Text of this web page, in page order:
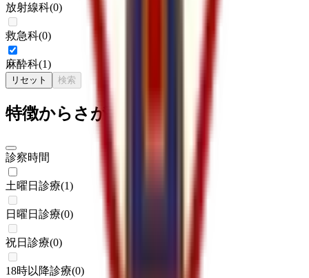
放射線科(0)
救急科(0)
麻酔科(1)
リセット 検索
特徴からさがす
診察時間
土曜日診療(1)
日曜日診療(0)
祝日診療(0)
18時以降診療(0)